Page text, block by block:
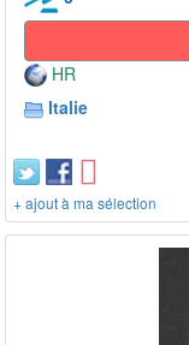
HR
Italie
+ ajout à ma sélection